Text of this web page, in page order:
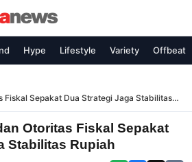
Hype Lifestyle Variety Offbeat
Fiskal Sepakat Dua Strategi Jaga Stabilitas
Otoritas Fiskal Sepakat
Stabilitas Rupiah